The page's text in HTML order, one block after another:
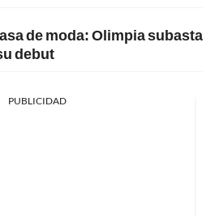
de moda: Olimpia subasta
debut
PUBLICIDAD